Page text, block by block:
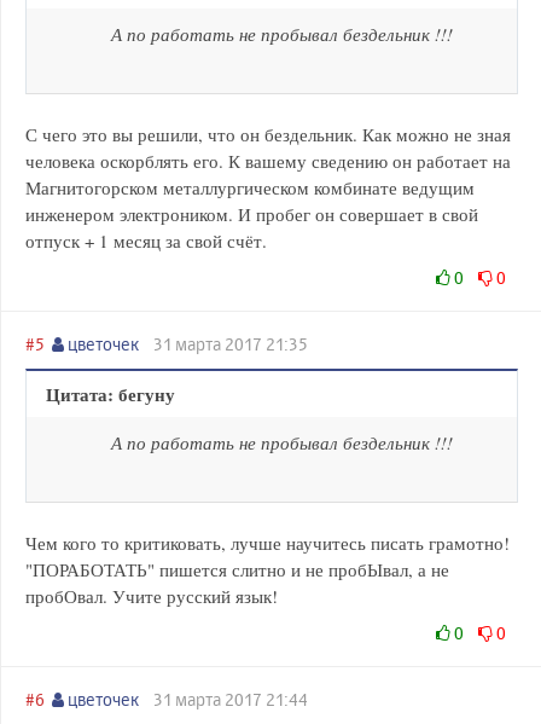
А по работать не пробывал бездельник !!!
С чего это вы решили, что он бездельник. Как можно не зная
человека оскорблять его. К вашему сведению он работает на
Магнитогорском металлургическом комбинате ведущим
инженером электроником. И пробег он совершает в свой
отпуск + 1 месяц за свой счёт.
0 0
#5 цветочек 31 марта 2017 21:35
Цитата: бегуну
А по работать не пробывал бездельник !!!
Чем кого то критиковать, лучше научитесь писать грамотно!
"ПОРАБОТАТЬ" пишется слитно и не пробЫвал, а не
пробОвал. Учите русский язык!
0 0
#6 цветочек 31 марта 2017 21:44